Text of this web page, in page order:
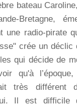
bateau
Bretagne,
une radio-pirate
crée un déclic
qui décide de
qu'à
très différent
Il est difficile